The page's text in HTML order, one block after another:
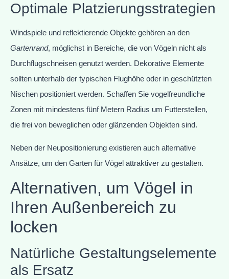
Optimale Platzierungsstrategien
Windspiele und reflektierende Objekte gehören an den
Gartenrand, möglichst in Bereiche, die von Vögeln nicht als
Durchflugschneisen genutzt werden. Dekorative Elemente
sollten unterhalb der typischen Flughöhe oder in geschützten
Nischen positioniert werden. Schaffen Sie vogelfreundliche
Zonen mit mindestens fünf Metern Radius um Futterstellen,
die frei von beweglichen oder glänzenden Objekten sind.
Neben der Neupositionierung existieren auch alternative
Ansätze, um den Garten für Vögel attraktiver zu gestalten.
Alternativen, um Vögel in
Ihren Außenbereich zu
locken
Natürliche Gestaltungselemente
als Ersatz